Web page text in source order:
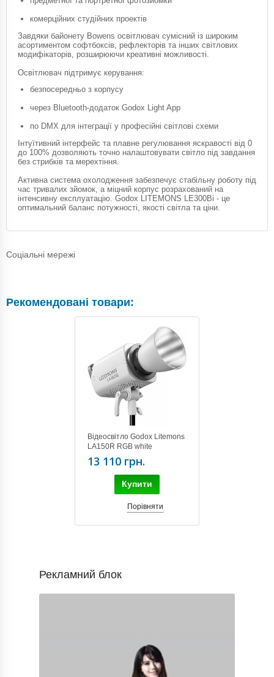
комерційних студійних проектів
Завдяки байонету Bowens освітлювач сумісний із широким
асортиментом софтбоксів, рефлекторів та інших світлових
модифікаторів, розширюючи креативні можливості.
Освітлювач підтримує керування:
безпосередньо з корпусу
через Bluetooth-додаток Godox Light App
по DMX для інтеграції у професійні світлові схеми
Інтуїтивний інтерфейс та плавне регулювання яскравості від 0
до 100% дозволяють точно налаштовувати світло під завдання
без стрибків та мерехтіння.
Активна система охолодження забезпечує стабільну роботу під
час тривалих зйомок, а міцний корпус розрахований на
інтенсивну експлуатацію. Godox LITEMONS LE300Bi - це
оптимальний баланс потужності, якості світла та ціни.
Соціальні мережі
Рекомендовані товари:
Відеосвітло Godox Litemons
LA150R RGB white
13 110 грн.
Купити
Порівняти
Рекламний блок